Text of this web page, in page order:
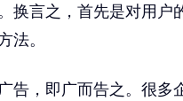
换言之，首先是对用
法。
告，即广而告之。很多